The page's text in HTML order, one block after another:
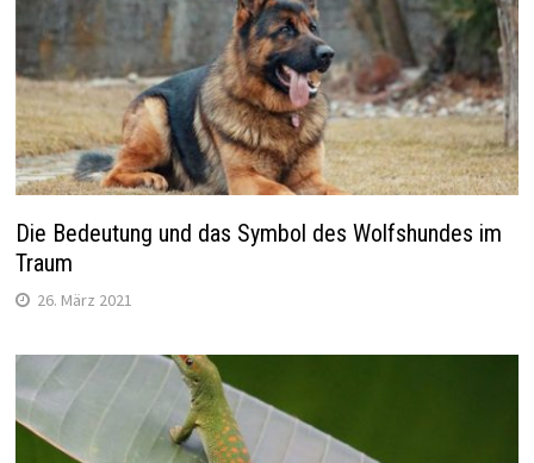
Die Bedeutung und das Symbol des Wolfshundes im
Traum
26. März 2021